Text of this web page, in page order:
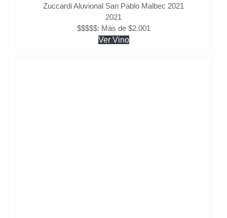
Zuccardi Aluvional San Pablo Malbec 2021
2021
$$$$$: Más de $2.001
Ver Vino